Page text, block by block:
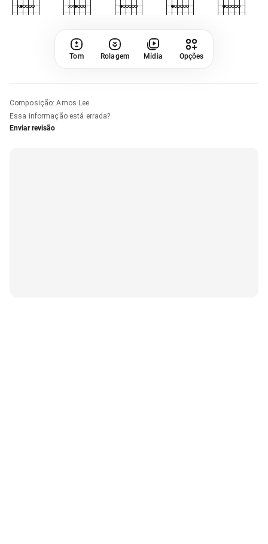
Tom Rolagem Mídia Opções
Composição:Amos Lee
Essa informação está errada?
Enviar revisão